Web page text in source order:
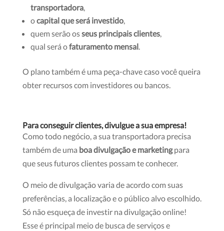
transportadora,
ocapital que será investido,
quem serão osseus principais clientes,
qual será ofaturamento mensal.
O plano também é uma peça-chave caso você queira
obter recursos com investidores ou bancos.
Para conseguir clientes, divulgue a sua empresa!
Como todo negócio, a sua transportadora precisa
também de uma boadivulgação e marketingpara
que seus futuros clientes possam te conhecer.
O meio de divulgação varia de acordo com suas
preferências, a localização e o público alvo escolhido.
Só não esqueça de investir na divulgação online!
Esse é principal meio de busca de serviços e